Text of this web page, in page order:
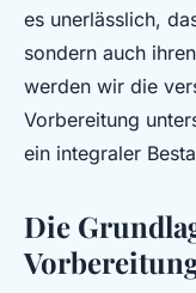
es unerlässlich,
sondern auch
werden wir die
Vorbereitung
ein integraler
Die